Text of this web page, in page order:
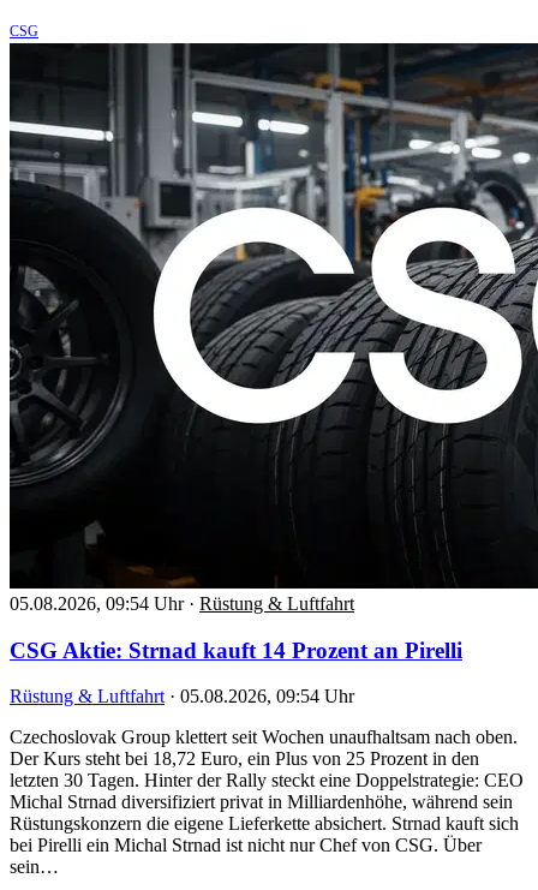
CSG
05.08.2026, 09:54 Uhr · Rüstung & Luftfahrt
CSG Aktie: Strnad kauft 14 Prozent an Pirelli
Rüstung & Luftfahrt · 05.08.2026, 09:54 Uhr
Czechoslovak Group klettert seit Wochen unaufhaltsam nach oben.
Der Kurs steht bei 18,72 Euro, ein Plus von 25 Prozent in den
letzten 30 Tagen. Hinter der Rally steckt eine Doppelstrategie: CEO
Michal Strnad diversifiziert privat in Milliardenhöhe, während sein
Rüstungskonzern die eigene Lieferkette absichert. Strnad kauft sich
bei Pirelli ein Michal Strnad ist nicht nur Chef von CSG. Über
sein…